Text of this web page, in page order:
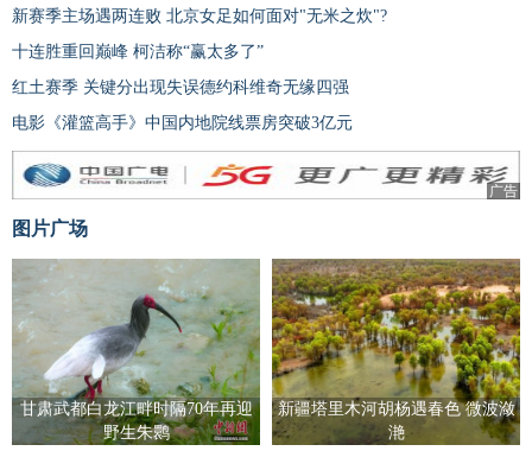
新赛季主场遇两连败 北京女足如何面对"无米之炊"?
十连胜重回巅峰 柯洁称“赢太多了”
红土赛季 关键分出现失误德约科维奇无缘四强
电影《灌篮高手》中国内地院线票房突破3亿元
广告
图片广场
甘肃武都白龙江畔时隔70年再迎
野生朱鹮
新疆塔里木河胡杨遇春色 微波潋
滟